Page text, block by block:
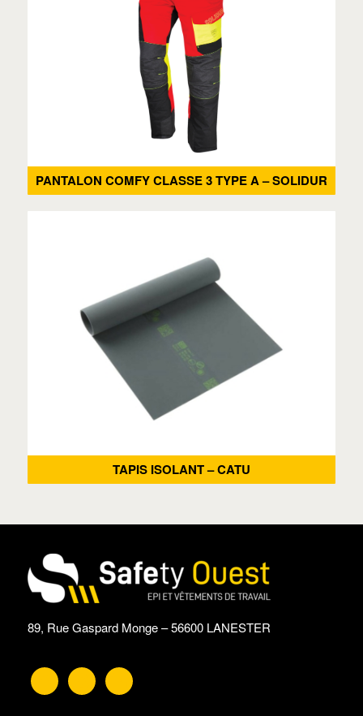
PANTALON COMFY CLASSE 3 TYPE A – SOLIDUR
TAPIS ISOLANT – CATU
89, Rue Gaspard Monge – 56600 LANESTER